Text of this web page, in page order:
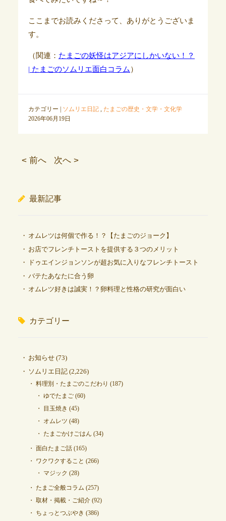
ここまでお読みくださって、ありがとうございま
す。
（関連： たまごの妖怪はアジアにしかいない！？
| たまごのソムリエ面白コラム ）
カテゴリー | ソムリエ日記, たまごの歴史・文学・文化学
2026年06月19日
< 前へ 次へ >
最新記事
オムレツは何個で作る！？【たまごのジョーク】
お店でフレンチトーストを提供する３つのメリット
ドゥエインジョンソンが超お気に入りなフレンチトースト
バテたあなたに合う卵
オムレツ好きは誠実！？卵料理と性格の研究が面白い
カテゴリー
お知らせ(73)
ソムリエ日記(2,226)
料理別・たまごのこだわり (187)
ゆでたまご(60)
目玉焼き (45)
オムレツ (48)
たまごかけごはん (34)
面白たまご話(165)
ワクワクすること (266)
マジック (28)
たまご全般コラム (257)
取材・掲載・ご紹介(92)
ちょっとつぶやき (386)